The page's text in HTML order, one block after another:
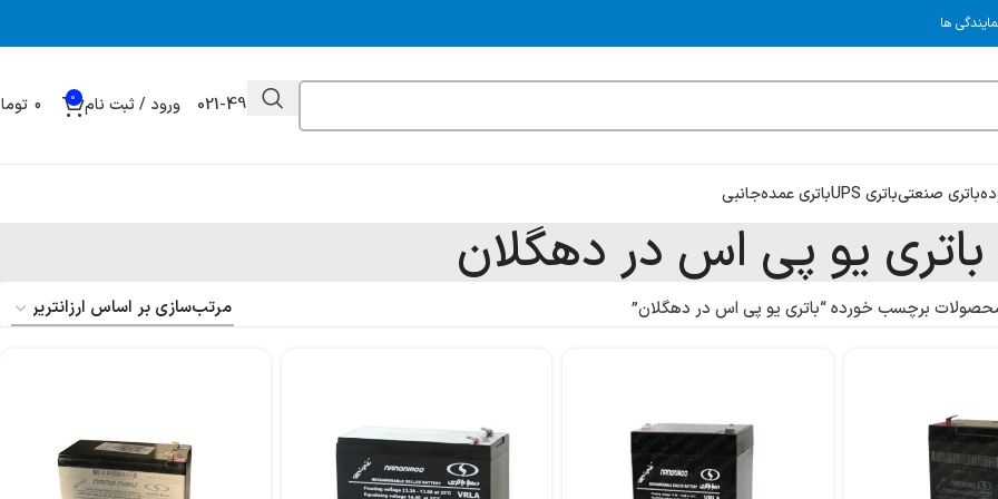
ها
021-49032000 ورود / ثبت نام 0
باتری صنعتیباتری UPS باتری عمدهجانبی
باتری یو پی اس در دهگلان
برچسب خورده “باتری یو پی اس در دهگلان”